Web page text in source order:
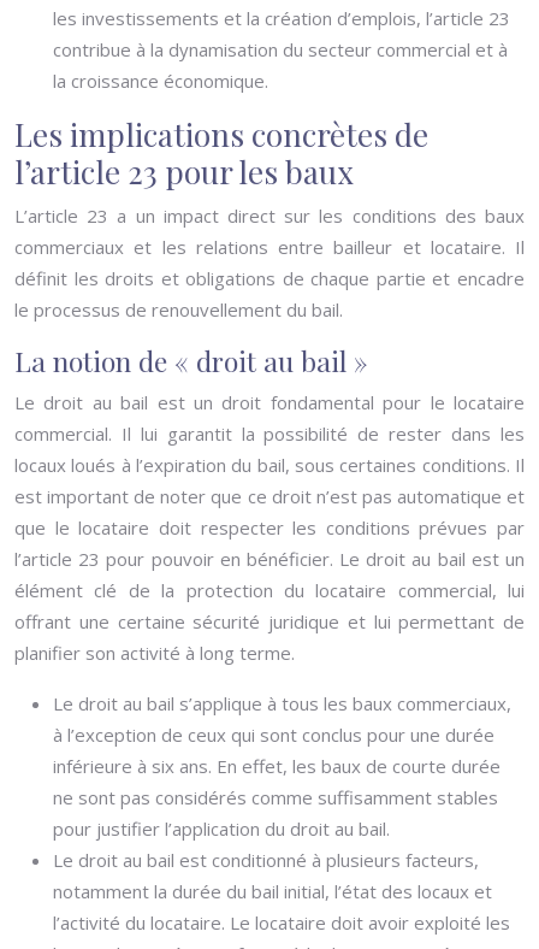
les investissements et la création d’emplois, l’article 23
contribue à la dynamisation du secteur commercial et à
la croissance économique.
Les implications concrètes de
l’article 23 pour les baux
L’article 23 a un impact direct sur les conditions des baux
commerciaux et les relations entre bailleur et locataire. Il
définit les droits et obligations de chaque partie et encadre
le processus de renouvellement du bail.
La notion de « droit au bail »
Le droit au bail est un droit fondamental pour le locataire
commercial. Il lui garantit la possibilité de rester dans les
locaux loués à l’expiration du bail, sous certaines conditions. Il
est important de noter que ce droit n’est pas automatique et
que le locataire doit respecter les conditions prévues par
l’article 23 pour pouvoir en bénéficier. Le droit au bail est un
élément clé de la protection du locataire commercial, lui
offrant une certaine sécurité juridique et lui permettant de
planifier son activité à long terme.
Le droit au bail s’applique à tous les baux commerciaux,
à l’exception de ceux qui sont conclus pour une durée
inférieure à six ans. En effet, les baux de courte durée
ne sont pas considérés comme suffisamment stables
pour justifier l’application du droit au bail.
Le droit au bail est conditionné à plusieurs facteurs,
notamment la durée du bail initial, l’état des locaux et
l’activité du locataire. Le locataire doit avoir exploité les